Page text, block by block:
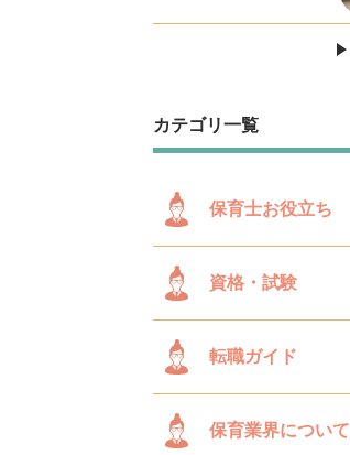
カテゴリ一覧
保育士お役立ち
資格・試験
転職ガイド
保育業界について